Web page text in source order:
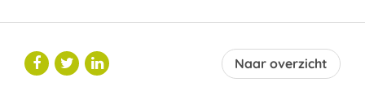
   Naar overzicht